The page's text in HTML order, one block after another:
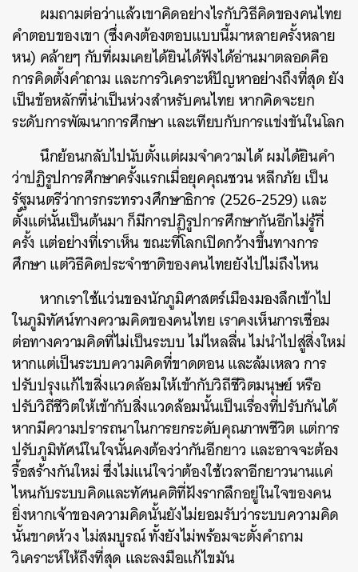
ผมถามต่อว่าแล้วเขาคิดอย่างไรกับวิธีคิดของคนไทย
คำตอบของเขา (ซึ่งคงต้องตอบแบบนี้มาหลายครั้งหลาย
หน) คล้ายๆ กับที่ผมเคยได้ยินได้ฟังได้อ่านมาตลอดคือ
การคิดตั้งคำถาม และการวิเคราะห์ปัญหาอย่างถึงที่สุด ยัง
เป็นข้อหลักที่น่าเป็นห่วงสำหรับคนไทย หากคิดจะยก
ระดับการพัฒนาการศึกษา และเทียบกับการแข่งขันในโลก
นึกย้อนกลับไปนับตั้งแต่ผมจำความได้ ผมได้ยินคำ
ว่าปฏิรูปการศึกษาครั้งแรกเมื่อยุคคุณชวน หลีกภัย เป็น
รัฐมนตรีว่าการกระทรวงศึกษาธิการ (2526-2529) และ
ตั้งแต่นั้นเป็นต้นมา ก็มีการปฏิรูปการศึกษากันอีกไม่รู้กี่
ครั้ง แต่อย่างที่เราเห็น ขณะที่โลกเปิดกว้างขึ้นทางการ
ศึกษา แต่วิธีคิดประจำชาติของคนไทยยังไปไม่ถึงไหน
หากเราใช้แว่นของนักภูมิศาสตร์เมืองมองลึกเข้าไป
ในภูมิทัศน์ทางความคิดของคนไทย เราคงเห็นการเชื่อม
ต่อทางความคิดที่ไม่เป็นระบบ ไม่ไหลลื่น ไม่นำไปสู่สิ่งใหม่
หากแต่เป็นระบบความคิดที่ขาดตอน และล้มเหลว การ
ปรับปรุงแก้ไขสิ่งแวดล้อมให้เข้ากับวิถีชีวิตมนุษย์ หรือ
ปรับวิถีชีวิตให้เข้ากับสิ่งแวดล้อมนั้นเป็นเรื่องที่ปรับกันได้
หากมีความปรารถนาในการยกระดับคุณภาพชีวิต แต่การ
ปรับภูมิทัศน์ในใจนั้นคงต้องว่ากันอีกยาว และอาจจะต้อง
รื้อสร้างกันใหม่ ซึ่งไม่แน่ใจว่าต้องใช้เวลาอีกยาวนานแค่
ไหนกับระบบคิดและทัศนคติที่ฝังรากลึกอยู่ในใจของคน
ยิ่งหากเจ้าของความคิดนั้นยังไม่ยอมรับว่าระบบความคิด
นั้นขาดห้วง ไม่สมบูรณ์ ทั้งยังไม่พร้อมจะตั้งคำถาม
วิเคราะห์ให้ถึงที่สุด และลงมือแก้ไขมัน